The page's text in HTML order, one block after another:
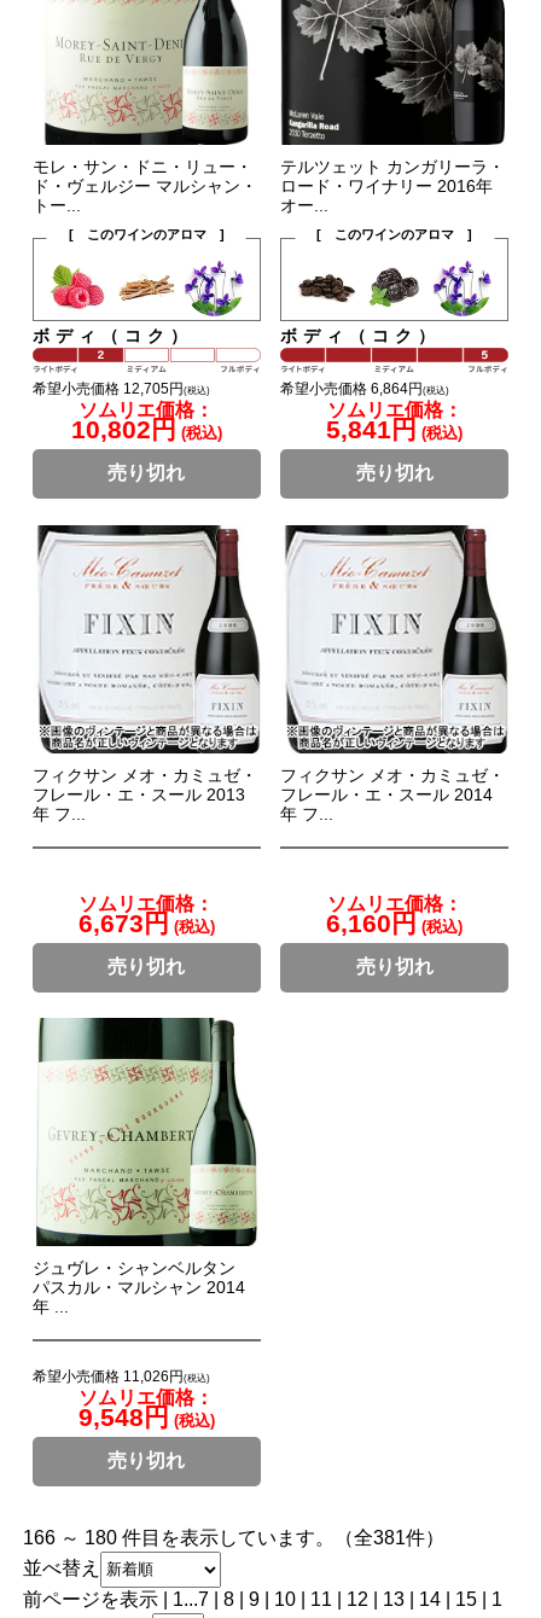
モレ・サン・ドニ・リュー・
ド・ヴェルジー マルシャン・
トー...
[ このワインのアロマ ]
ボディ（コク）
希望小売価格 12,705円 (税込)
ソムリエ価格：
10,802円 (税込)
売り切れ
テルツェット カンガリーラ・
ロード・ワイナリー 2016年
オー...
[ このワインのアロマ ]
ボディ（コク）
希望小売価格 6,864円(税込)
ソムリエ価格：
5,841円 (税込)
売り切れ
フィクサン メオ・カミュゼ・
フレール・エ・スール 2013
年 フ...
ソムリエ価格：
6,673円 (税込)
売り切れ
フィクサン メオ・カミュゼ・
フレール・エ・スール 2014
年 フ...
ソムリエ価格：
6,160円 (税込)
売り切れ
ジュヴレ・シャンベルタン
パスカル・マルシャン 2014
年 ...
希望小売価格 11,026円(税込)
ソムリエ価格：
9,548円 (税込)
売り切れ
166 ～ 180 件目を表示しています。（全381件）
並べ替え
前ページを表示| 1...7| 8| 9| 10| 11 | 12 | 13| 14| 15| 1